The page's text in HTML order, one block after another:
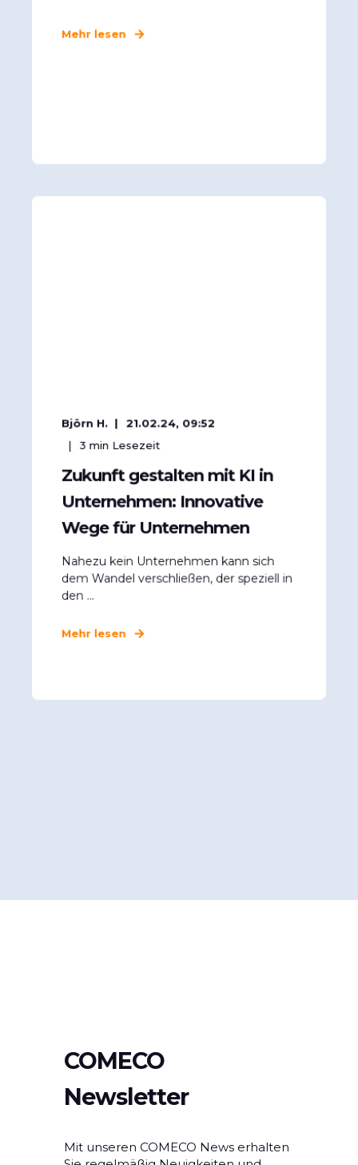
Mehr lesen
Björn H. 21.02.24, 09:52
3 min Lesezeit
Zukunft gestalten mit KI in
Unternehmen: Innovative
Wege für Unternehmen
Nahezu kein Unternehmen kann sich
dem Wandel verschließen, der speziell in
den ...
Mehr lesen
COMECO
Newsletter
Mit unseren COMECO News erhalten